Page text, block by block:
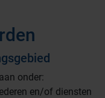
onder:
en/of diensten